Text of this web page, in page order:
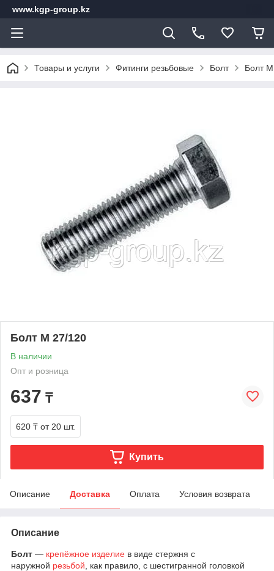
www.kgp-group.kz
Товары и услуги Фитинги резьбовые Болт Болт
Болт М 27/120
В наличии
Опт и розница
637 ₸
620 ₸ от 20 шт.
Купить
Описание Доставка Оплата Условия возврата
Описание
Болт — крепёжное изделие в виде стержня с
наружной резьбой , как правило, с шестигранной головкой